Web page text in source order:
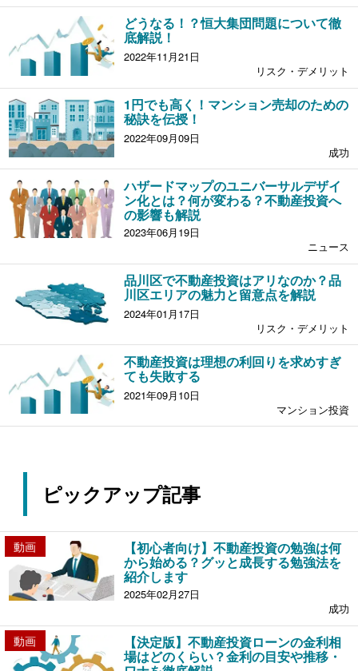
どうなる！？恒大集団問題について徹
底解説！
2022年11月21日
リスク・デメリット
1円でも高く！マンション売却のための
秘訣を伝授！
2022年09月09日
成功
ハザードマップのユニバーサルデザイ
ン化とは？何が変わる？不動産投資へ
の影響も解説
2023年06月19日
ニュース
品川区で不動産投資はアリなのか？品
川区エリアの魅力と留意点を解説
2024年01月17日
リスク・デメリット
不動産投資は理想の利回りを求めすぎ
ても失敗する
2021年09月10日
マンション投資
ピックアップ記事
動画 【初心者向け】不動産投資の勉強は何
から始める？グッと成長する勉強法を
紹介します
2025年02月27日
成功
動画 【決定版】不動産投資ローンの金利相
場はどのくらい？金利の目安や推移・